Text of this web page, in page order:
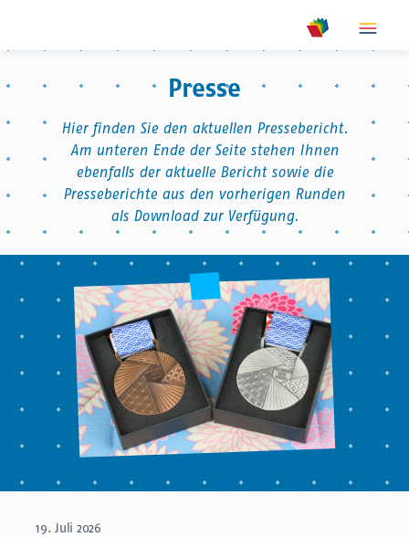
show meta
Presse
Hier finden Sie den aktuellen Pressebericht.
Am unteren Ende der Seite stehen Ihnen
ebenfalls der aktuelle Bericht sowie die
Presseberichte aus den vorherigen Runden
als Download zur Verfügung.
19. Juli 2026